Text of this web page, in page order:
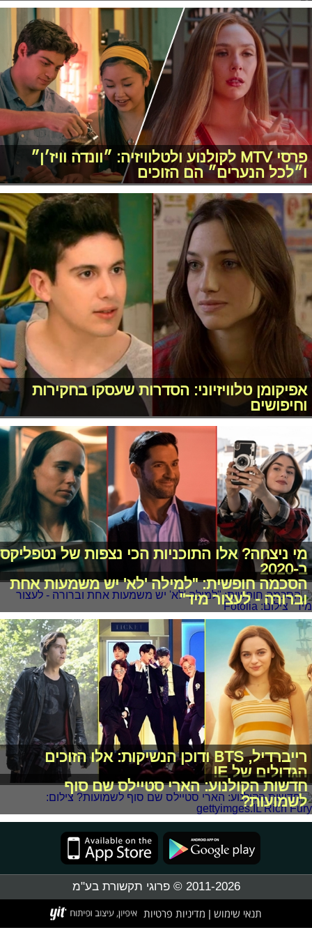
פרסי MTV לקולנוע ולטלוויזיה: ״וונדה וויז׳ן״
ו״לכל הנערים״ הם הזוכים
אפיקומן טלוויזיוני: הסדרות שעסקו בחקירות
וחיפושים
מי ניצחה? אלו התוכניות הכי נצפות של נטפליקס
ב-2020
הסכמה חופשית: "למילה 'לא' יש משמעות אחת
וברורה - לעצור מיד"
רייברדיל, BTS ודוכן הנשיקות: אלו הזוכים
הגדולים של E!
חדשות הקולנוע: הארי סטיילס שם סוף
לשמועות?
2011-2026 © פרוגי תקשורת בע"מ
תנאי שימוש מדיניות פרטיות